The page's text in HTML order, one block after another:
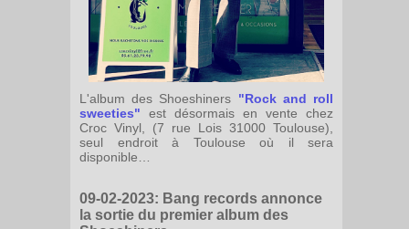
L'album des Shoeshiners "Rock and roll
sweeties" est désormais en vente chez
Croc Vinyl, (7 rue Lois 31000 Toulouse),
seul endroit à Toulouse où il sera
disponible…
09-02-2023: Bang records annonce
la sortie du premier album des